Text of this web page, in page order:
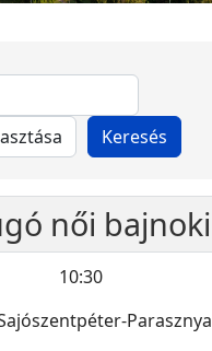
női bajnoki
10:30
Parasznya